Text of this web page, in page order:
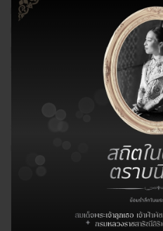
หรือขึ้น-ลงรถ ทำได้ลำบาก นอ
เคลื่อนไหว อาการทั้งหลายเหล่า
มากๆหรือเดินขึ้นลงบันได ถ้าคุณ
ข้อเข่ามีการเสื่อมมากขึ้น จนถึงใน
การโก่งผิดรูปมากขึ้นเรื่อยๆจนเ
กระดูกที่ผิดปกติ จนในที่สุดจะมีอ
ซึ่งทำให้การประกอบกิจวัตรประ
ป้องกันดูแลรักษาตนเองอย่า
เมื่อเริ่มมีอาการของข้อเข่าเสื่